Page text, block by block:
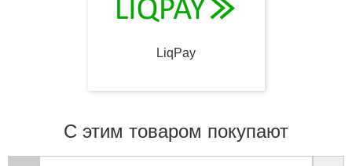
LiqPay
С этим товаром покупают